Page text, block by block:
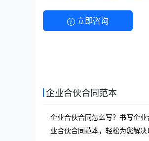
立即咨询
企业合伙合同范本
企业合伙合同怎么写？书写企
业合伙合同范本，轻松为您解决